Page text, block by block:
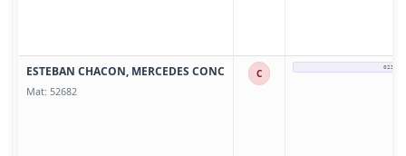
ESTEBAN CHACON, MERCEDES CONC
Mat: 52682
C 0237-